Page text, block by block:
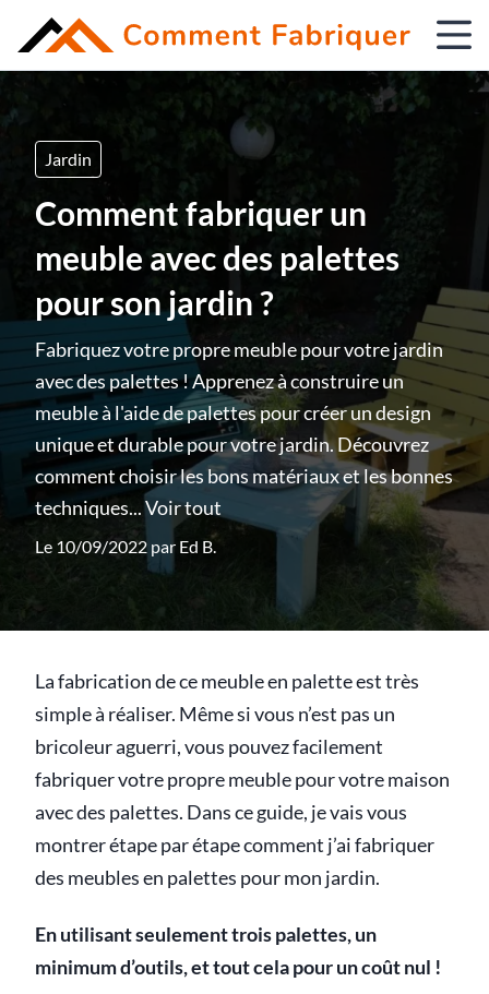
Jardin
Comment fabriquer un
meuble avec des palettes
pour son jardin ?
Fabriquez votre propre meuble pour votre jardin
avec des palettes ! Apprenez à construire un
meuble à l'aide de palettes pour créer un design
unique et durable pour votre jardin. Découvrez
comment choisir les bons matériaux et les bonnes
techniques...Voir tout
Le 10/09/2022 par Ed B.
La fabrication de ce meuble en palette est très
simple à réaliser. Même si vous n’est pas un
bricoleur aguerri, vous pouvez facilement
fabriquer votre propre meuble pour votre maison
avec des palettes. Dans ce guide, je vais vous
montrer étape par étape comment j’ai fabriquer
des meubles en palettes pour mon jardin.
En utilisant seulement trois palettes, un
minimum d’outils, et tout cela pour un coût nul !